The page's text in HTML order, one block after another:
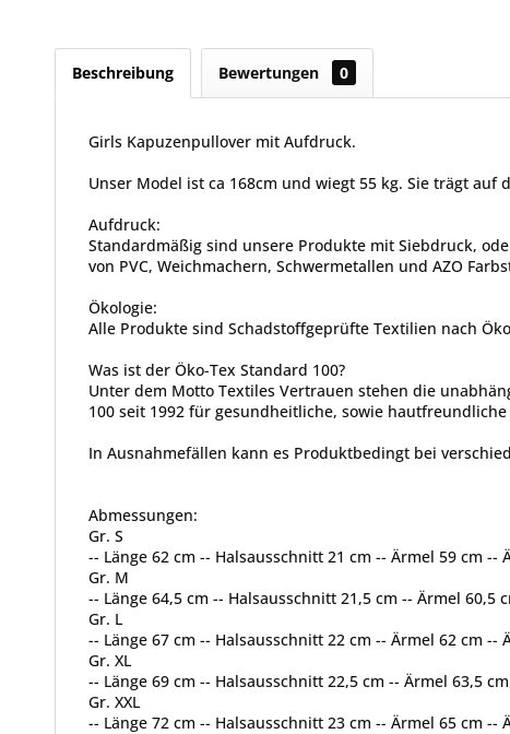
Beschreibung Bewertungen 0
Girls Kapuzenpullover mit Aufdruck.
Unser Model ist ca 168cm und wiegt 55 kg. Sie trägt auf
Aufdruck:
Standardmäßig sind unsere Produkte mit Siebdruck,
von PVC, Weichmachern, Schwermetallen und AZO
Ökologie:
Alle Produkte sind Schadstoffgeprüfte Textilien nach
Was ist der Öko-Tex Standard 100?
Unter dem Motto Textiles Vertrauen stehen die
100 seit 1992 für gesundheitliche, sowie
In Ausnahmefällen kann es Produktbedingt bei
Abmessungen:
Gr. S
-- Länge 62 cm -- Halsausschnitt 21 cm -- Ärmel 59 cm
Gr. M
-- Länge 64,5 cm -- Halsausschnitt 21,5 cm -- Ärmel 60,5
Gr. L
-- Länge 67 cm -- Halsausschnitt 22 cm -- Ärmel 62 cm
Gr. XL
-- Länge 69 cm -- Halsausschnitt 22,5 cm -- Ärmel 63,5
Gr. XXL
-- Länge 72 cm -- Halsausschnitt 23 cm -- Ärmel 65 cm